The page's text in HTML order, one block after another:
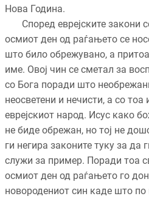
Нова Година.
Според еврејските закони
осмиот ден од раѓањето се
што било обрежувано, а
име. Овој чин се сметал за
со Бога поради што
неосветени и нечисти, а со
еврејскиот народ. Исус како
не биде обрежан, но тој не
ги негира законите туку за да
служи за пример. Поради тоа
осмиот ден од раѓањето го
новородениот син каде што